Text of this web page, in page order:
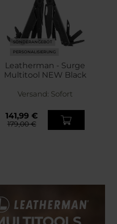
SONDERANGEBOT
PERSONALISIERUNG
Leatherman - Surge
Multitool NEW Black
Versand: Sofort
141,99 €
179,00 €